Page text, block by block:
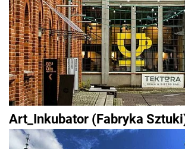
Art_Inkubator (Fabryka